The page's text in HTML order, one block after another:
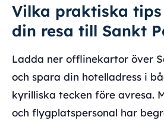
Vilka praktiska
din resa till Sankt
Ladda ner offlinekartor över
och spara din hotelladress i
kyrilliska tecken före avresa.
och flygplatspersonal har